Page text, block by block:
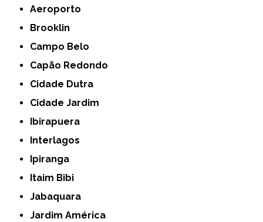
Aeroporto
Brooklin
Campo Belo
Capão Redondo
Cidade Dutra
Cidade Jardim
Ibirapuera
Interlagos
Ipiranga
Itaim Bibi
Jabaquara
Jardim América